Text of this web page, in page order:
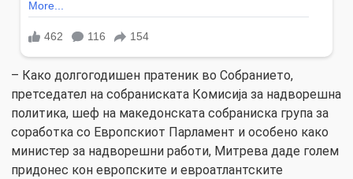
– Како долгогодишен пратеник во Собранието,
претседател на собраниската Комисија за надворешна
политика, шеф на македонската собраниска група за
соработка со Европскиот Парламент и особено како
министер за надворешни работи, Митрева даде голем
придонес кон европските и евроатлантските